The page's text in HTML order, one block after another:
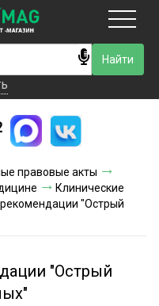
правовые акты
Клинические
"Острый
"Острый